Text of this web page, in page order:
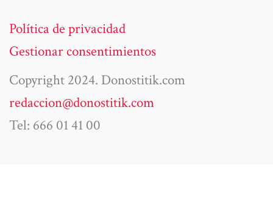
Política de privacidad
Gestionar consentimientos
Copyright 2024. Donostitik.com
redaccion@donostitik.com
Tel: 666 01 41 00